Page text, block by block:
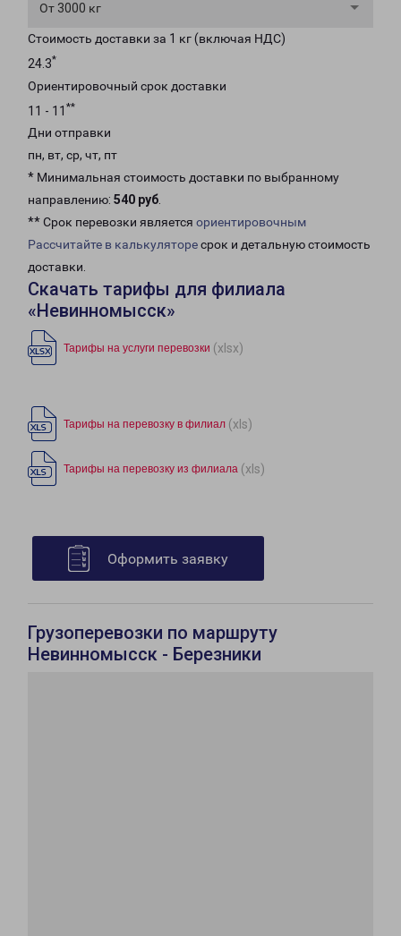
От 3000 кг
Стоимость доставки за 1 кг (включая НДС)
24.3*
Ориентировочный срок доставки
11 - 11 **
Дни отправки
пн, вт, ср, чт, пт
* Минимальная стоимость доставки по выбранному
направлению: 540 руб.
** Срок перевозки является ориентировочным
Рассчитайте в калькуляторесрок и детальную стоимость
доставки.
Скачать тарифы для филиала
«Невинномысск»
Тарифы на услуги перевозки (xlsx)
Тарифы на перевозку в филиал (xls)
Тарифы на перевозку из филиала (xls)
Оформить заявку
Грузоперевозки по маршруту
Невинномысск - Березники